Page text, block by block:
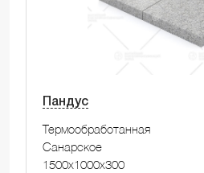
Пандус
Термообработанная
Санарское
1500x1000x300